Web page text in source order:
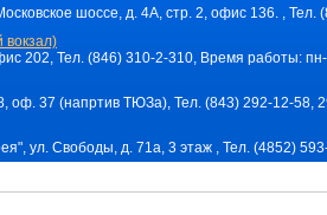
шоссе, д. 4А, стр. 2, офис 136. ,
202, Тел. (846) 310-2-310, Время работы:
оф. 37 (напртив ТЮЗа), Тел. (843) 292-12-
ул. Свободы, д. 71a, 3 этаж , Тел. (4852)